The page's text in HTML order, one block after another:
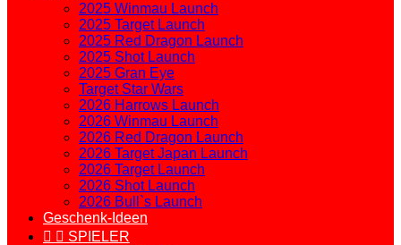
2025 Winmau Launch
2025 Target Launch
2025 Red Dragon Launch
2025 Shot Launch
2025 Gran Eye
Target Star Wars
2026 Harrows Launch
2026 Winmau Launch
2026 Red Dragon Launch
2026 Target Japan Launch
2026 Target Launch
2026 Shot Launch
2026 Bull`s Launch
Geschenk-Ideen
  SPIELER